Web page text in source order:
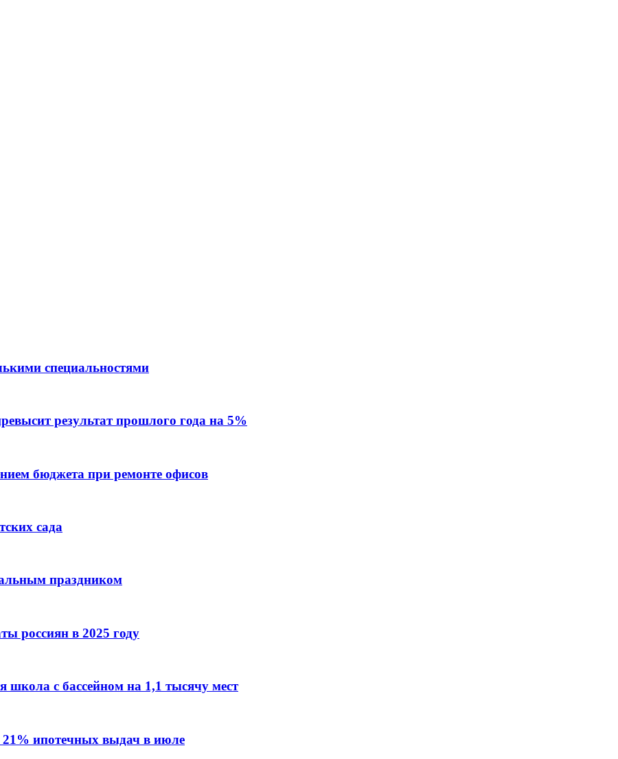
специальностями
результат прошлого года на 5%
бюджета при ремонте офисов
сада
праздником
россиян в 2025 году
школа с бассейном на 1,1 тысячу мест
ипотечных выдач в июле